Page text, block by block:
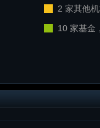
2 家其他
10 家基金